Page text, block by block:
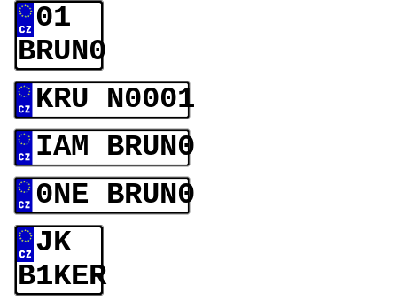
01
BRUN0
KRU N0001
IAM BRUN0
0NE BRUN0
JK
B1KER